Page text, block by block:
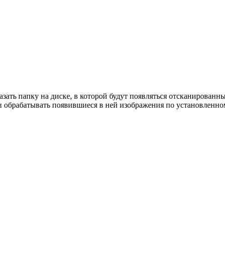
папку на диске, в которой будут появляться
появившиеся в ней изображения по